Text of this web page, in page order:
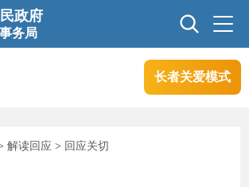
政府
务局
信息公开
长者关爱模式
解读回应 > 回应关切